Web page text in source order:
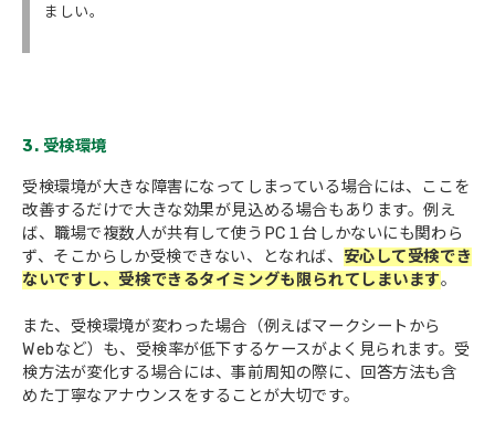
ましい。
3. 受検環境
受検環境が大きな障害になってしまっている場合には、ここを
改善するだけで大きな効果が見込める場合もあります。例え
ば、職場で複数人が共有して使うPC１台しかないにも関わら
ず、そこからしか受検できない、となれば、 安心して受検でき
ないですし、受検できるタイミングも限られてしまいます。
また、受検環境が変わった場合（例えばマークシートから
Webなど）も、受検率が低下するケースがよく見られます。受
検方法が変化する場合には、事前周知の際に、回答方法も含
めた丁寧なアナウンスをすることが大切です。